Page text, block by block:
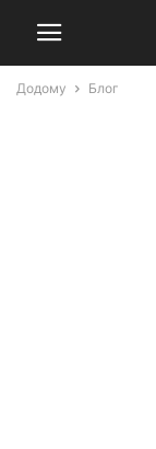
Додому Блог